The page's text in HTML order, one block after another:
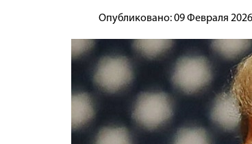
Опубликовано: 09 Февраля 2026